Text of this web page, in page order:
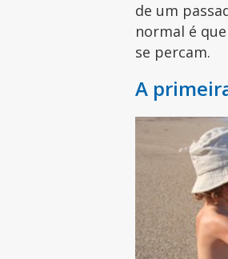
de um
normal é
se percam.
A